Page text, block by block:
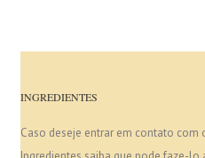
INGREDIENTES
Caso deseje entrar em contato com